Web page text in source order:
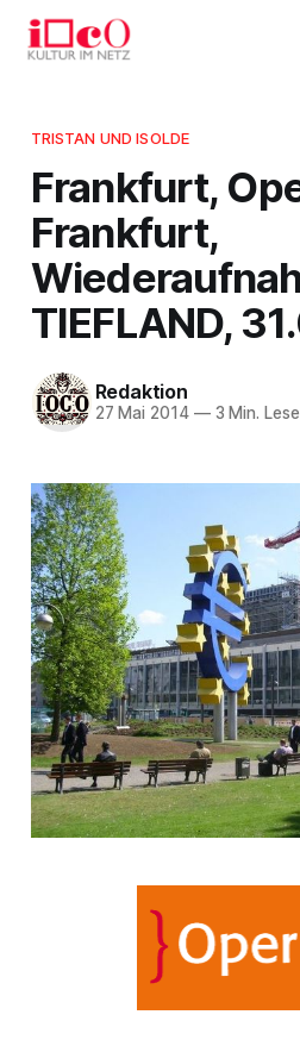
TRISTAN UND ISOLDE
Frankfurt,
Frankfurt,
TIEFLAND,
Redaktion
27 Mai 2014 —3 Min.